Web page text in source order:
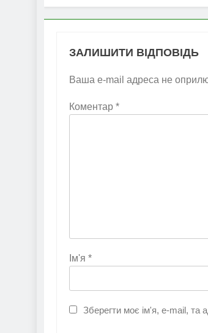
ЗАЛИШИТИ ВІДПОВІДЬ
Ваша e-mail адреса не
Коментар *
Ім'я *
Зберегти моє ім'я, e-mail, та